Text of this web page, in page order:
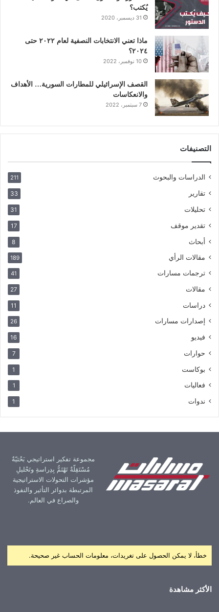
يُكتب؟
31 ديسمبر، 2020
ماذا تعني الانتخابات النصفية لعام ٢٠٢٢ حتى
٢٠٢٤؟
10 نوفمبر، 2022
القصف الإسرائيلي للمطارات السورية… الأهداف
والانعكاسات
7 سبتمبر، 2022
التصنيفات
الدراسات والبحوث 211
تقارير 33
تحليلات 31
تقدير موقف 17
أبحاث 8
مقالات الرأي 189
ترجمات مسارات 41
مقالات 27
دراسات 11
إصدارات مسارات 26
فيديو 16
حوارات 7
بوكاست 1
فعاليات 1
ندوات 1
مجموعة تفكير استراتيجي بَحْثيّةٌ
مُسْتَقِلّةٌ تَهْتَمُّ بِدِراسةِ وتَحْليلِ
مؤشرات التحولات الاستراتيجية
المرتبطة بدوائر التأثير والنفوذ
والصراع في العالم.
خطأ، لا يمكن الحصول على تغريدات، معلومات الحساب غير صحيحة.
الأكثر مشاهدة